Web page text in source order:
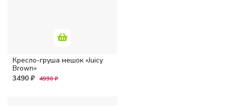
Кресло-груша мешок «Juicy
Brown»
3490 ₽ 4990 ₽